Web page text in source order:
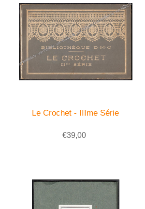
Le Crochet - IIIme Série
€39,00